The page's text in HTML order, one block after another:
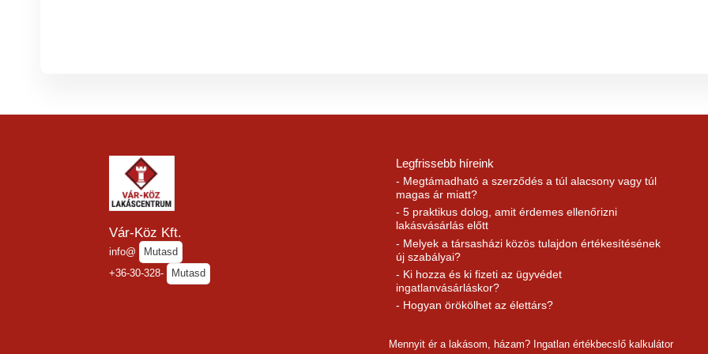
Vár-Köz Kft.
info@
Mutasd
+36-30-328-
Mutasd
Legfrissebb híreink
- Megtámadható a szerződés a túl alacsony vagy túl
magas ár miatt?
- 5 praktikus dolog, amit érdemes ellenőrizni
lakásvásárlás előtt
- Melyek a társasházi közös tulajdon értékesítésének
új szabályai?
- Ki hozza és ki fizeti az ügyvédet
ingatlanvásárláskor?
- Hogyan örökölhet az élettárs?
Mennyit ér a lakásom, házam? Ingatlan értékbecslő kalkulátor